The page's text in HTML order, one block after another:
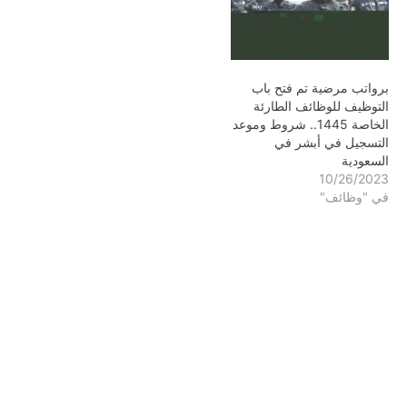
برواتب مرضية تم فتح باب
التوظيف للوظائف الطارئة
الخاصة 1445.. شروط وموعد
التسجيل في أبشر في
السعودية
10/26/2023
في "وظائف"